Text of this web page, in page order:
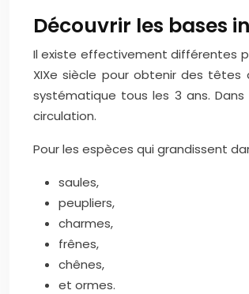
Découvrir les bases
Il existe effectivement différentes
XIXe siècle pour obtenir des
systématique tous les 3 ans.
circulation.
Pour les espèces qui grandissent
saules,
peupliers,
charmes,
frênes,
chênes,
et ormes.